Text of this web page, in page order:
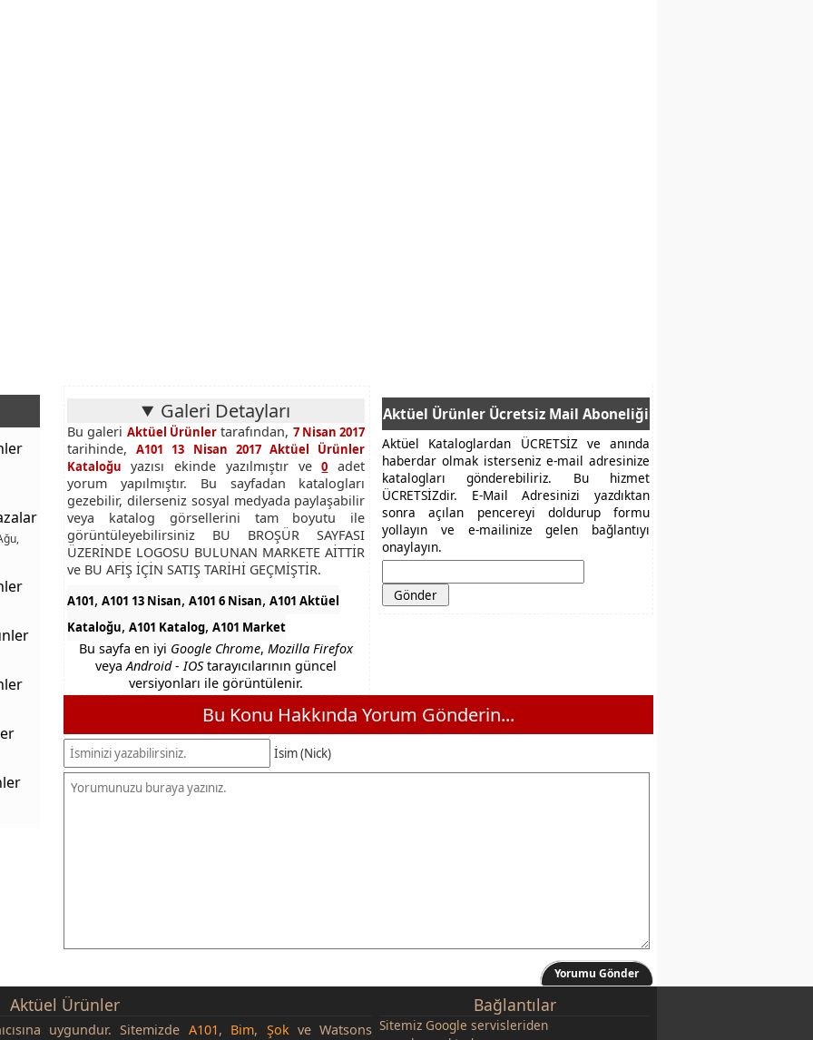
Galeri Detayları
Bu galeri Aktüel Ürünler tarafından, 7 Nisan 2017
tarihinde,A101 13 Nisan 2017 Aktüel Ürünler
Kataloğu yazısı ekinde yazılmıştır ve0 adet
yorum yapılmıştır. Bu sayfadan katalogları
gezebilir, dilerseniz sosyal medyada paylaşabilir
veya katalog görsellerini tam boyutu ile
görüntüleyebilirsiniz BU BROŞÜR SAYFASI
ÜZERİNDE LOGOSU BULUNAN MARKETE AİTTİR
ve BU AFİŞ İÇİN SATIŞ TARİHİ GEÇMİŞTİR.
A101, A101 13 Nisan, A101 6 Nisan, A101 Aktüel
Kataloğu, A101 Katalog, A101 Market
Bu sayfa en iyi Google Chrome,Mozilla Firefox
veyaAndroid - IOStarayıcılarının güncel
versiyonları ile görüntülenir.
Aktüel Ürünler Ücretsiz Mail Aboneliği
Aktüel Kataloglardan ÜCRETSİZ ve anında
haberdar olmak isterseniz e-mail adresinize
katalogları gönderebiliriz. Bu hizmet
ÜCRETSİZdir. E-Mail Adresinizi yazdıktan
sonra açılan pencereyi doldurup formu
yollayın ve e-mailinize gelen bağlantıyı
onaylayın.
Bu Konu Hakkında Yorum Gönderin...
İsim (Nick)
Yorumu Gönder
Aktüel Ürünler
uygundur. Sitemizde A101, Bim, Şokve Watsons
Bağlantılar
Sitemiz Google servisleriden